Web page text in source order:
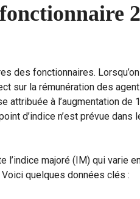
des fonctionnaires.
sur la rémunération des
attribuée à l’augmentation de
d’indice n’est prévue dans
l’indice majoré (IM) qui varie
Voici quelques données clés :